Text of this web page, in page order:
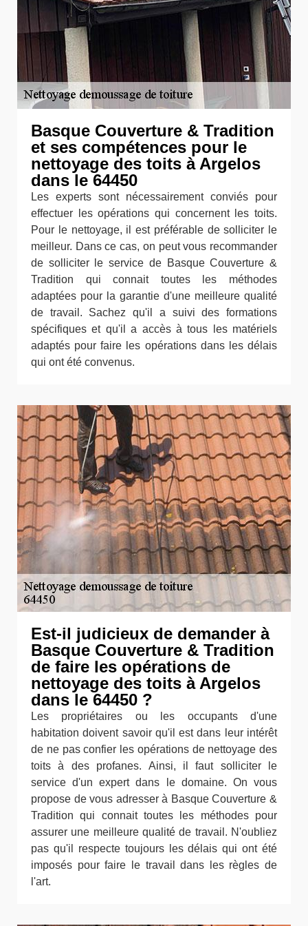
Basque Couverture & Tradition
et ses compétences pour le
nettoyage des toits à Argelos
dans le 64450
Les experts sont nécessairement conviés pour
effectuer les opérations qui concernent les toits.
Pour le nettoyage, il est préférable de solliciter le
meilleur. Dans ce cas, on peut vous recommander
de solliciter le service de Basque Couverture &
Tradition qui connait toutes les méthodes
adaptées pour la garantie d'une meilleure qualité
de travail. Sachez qu'il a suivi des formations
spécifiques et qu'il a accès à tous les matériels
adaptés pour faire les opérations dans les délais
qui ont été convenus.
Est-il judicieux de demander à
Basque Couverture & Tradition
de faire les opérations de
nettoyage des toits à Argelos
dans le 64450 ?
Les propriétaires ou les occupants d'une
habitation doivent savoir qu'il est dans leur intérêt
de ne pas confier les opérations de nettoyage des
toits à des profanes. Ainsi, il faut solliciter le
service d'un expert dans le domaine. On vous
propose de vous adresser à Basque Couverture &
Tradition qui connait toutes les méthodes pour
assurer une meilleure qualité de travail. N'oubliez
pas qu'il respecte toujours les délais qui ont été
imposés pour faire le travail dans les règles de
l'art.